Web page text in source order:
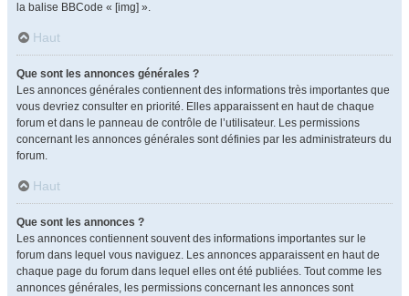
la balise BBCode « [img] ».
Haut
Que sont les annonces générales ?
Les annonces générales contiennent des informations très importantes que
vous devriez consulter en priorité. Elles apparaissent en haut de chaque
forum et dans le panneau de contrôle de l’utilisateur. Les permissions
concernant les annonces générales sont définies par les administrateurs du
forum.
Haut
Que sont les annonces ?
Les annonces contiennent souvent des informations importantes sur le
forum dans lequel vous naviguez. Les annonces apparaissent en haut de
chaque page du forum dans lequel elles ont été publiées. Tout comme les
annonces générales, les permissions concernant les annonces sont